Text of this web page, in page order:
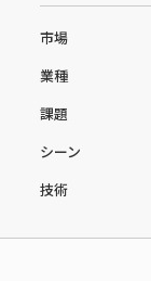
市場
業種
課題
シーン
技術